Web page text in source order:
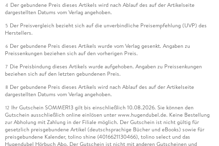
4 Der gebundene Preis dieses Artikels wird nach Ablauf des auf der Artikelseite
dargestellten Datums vom Verlag angehoben.
5 Der Preisvergleich bezieht sich auf die unverbindliche Preisempfehlung (UVP) des
Herstellers.
6 Der gebundene Preis dieses Artikels wurde vom Verlag gesenkt. Angaben zu
Preissenkungen beziehen sich auf den vorherigen Preis.
7 Die Preisbindung dieses Artikels wurde aufgehoben. Angaben zu Preissenkungen
beziehen sich auf den letzten gebundenen Preis.
8 Der gebundene Preis dieses Artikels wird nach Ablauf des auf der Artikelseite
dargestellten Datums vom Verlag angehoben.
12 Ihr Gutschein SOMMER13 gilt bis einschließlich 10.08.2026. Sie können den
Gutschein ausschließlich online einlösen unter www.hugendubel.de. Keine Bestellung
zur Abholung mit Zahlung in der Filiale möglich. Der Gutschein ist nicht gültig für
gesetzlich preisgebundene Artikel (deutschsprachige Bücher und eBooks) sowie für
preisgebundene Kalender, tolino shine (4016621130466), tolino select und das
Hugendubel Hörbuch Abo. Der Gutschein ist nicht mit anderen Gutscheinen und